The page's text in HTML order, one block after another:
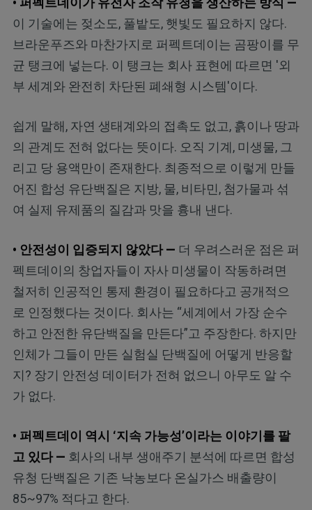
이 기술에는 젖소도, 풀밭도, 햇빛도 필요하지 않다.
브라운푸즈와 마찬가지로 퍼펙트데이는 곰팡이를 무
균 탱크에 넣는다. 이 탱크는 회사 표현에 따르면 '외
부 세계와 완전히 차단된 폐쇄형 시스템'이다.
쉽게 말해, 자연 생태계와의 접촉도 없고, 흙이나 땅과
의 관계도 전혀 없다는 뜻이다. 오직 기계, 미생물, 그
리고 당 용액만이 존재한다. 최종적으로 이렇게 만들
어진 합성 유단백질은 지방, 물, 비타민, 첨가물과 섞
여 실제 유제품의 질감과 맛을 흉내 낸다.
• 안전성이 입증되지 않았다 — 더 우려스러운 점은 퍼
펙트데이의 창업자들이 자사 미생물이 작동하려면
철저히 인공적인 통제 환경이 필요하다고 공개적으
로 인정했다는 것이다. 회사는 “세계에서 가장 순수
하고 안전한 유단백질을 만든다”고 주장한다. 하지만
인체가 그들이 만든 실험실 단백질에 어떻게 반응할
지? 장기 안전성 데이터가 전혀 없으니 아무도 알 수
가 없다.
• 퍼펙트데이 역시 ‘지속 가능성’이라는 이야기를 팔
고 있다 — 회사의 내부 생애주기 분석에 따르면 합성
유청 단백질은 기존 낙농보다 온실가스 배출량이
85~97% 적다고 한다.